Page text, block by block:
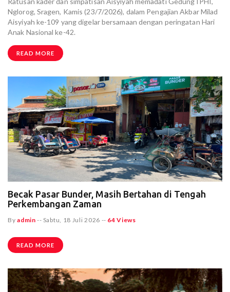
Nglorog, Sragen, Kamis (23/7/2026), dalam Pengajian Akbar Milad
Aisyiyah ke-109 yang digelar bersamaan dengan peringatan Hari
Anak Nasional ke-42.
READ MORE
Becak Pasar Bunder, Masih Bertahan di Tengah
Perkembangan Zaman
Byadmin -- Sabtu, 18 Juli 2026 -- 64 Views
READ MORE